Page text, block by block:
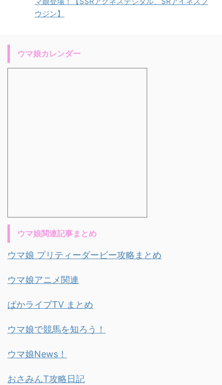
ウジン】
ウマ娘カレンダー
ウマ娘関連記事まとめ
ウマ娘 プリティーダービー攻略まとめ
ウマ娘アニメ関連
ぱかライブTV まとめ
ウマ娘で競馬を知ろう！
ウマ娘News！
おさみんT攻略日記